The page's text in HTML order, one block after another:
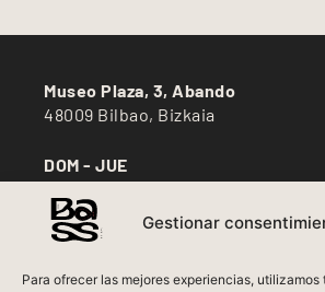
Gestionar
Para ofrecer las mejores experiencias,
Museo Plaza, 3, Abando
48009 Bilbao, Bizkaia
DOM - JUE
12:30 - 17:00
VIE - SÁB